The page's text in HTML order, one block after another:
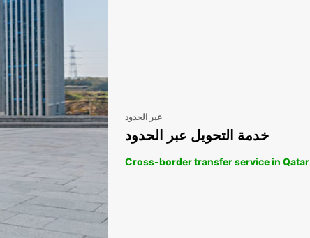
عبر الحدود
خدمة التحويل عبر الحدود
Cross-border transfer service in Qatar